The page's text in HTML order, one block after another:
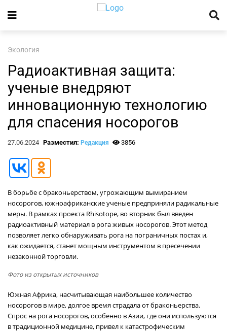
Экология
Радиоактивная защита:
ученые внедряют
инновационную технологию
для спасения носорогов
27.06.2024 Разместил: Редакция 3856
В борьбе с браконьерством, угрожающим вымиранием
носорогов, южноафриканские ученые предприняли радикальные
меры. В рамках проекта Rhisotope, во вторник был введен
радиоактивный материал в рога живых носорогов. Этот метод
позволяет легко обнаруживать рога на пограничных постах и,
как ожидается, станет мощным инструментом в пресечении
незаконной торговли.
Фото из открытых источников
Южная Африка, насчитывающая наибольшее количество
носорогов в мире, долгое время страдала от браконьерства.
Спрос на рога носорогов, особенно в Азии, где они используются
в традиционной медицине, привел к катастрофическим